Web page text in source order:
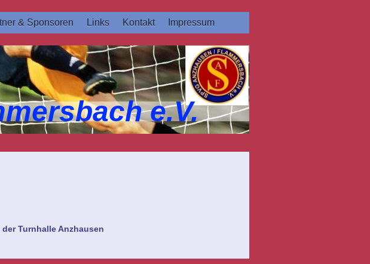
& Sponsoren Links Kontakt Impressum
e.V.
Turnhalle Anzhausen